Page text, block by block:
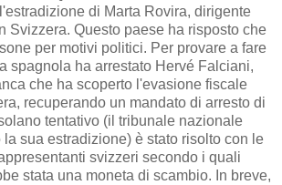
di Marta Rovira, dirigente
Svizzera. Questo paese ha risposto che
per motivi politici. Per provare a fare
spagnola ha arrestato Hervé Falciani,
che ha scoperto l'evasione fiscale
recuperando un mandato di arresto di
tentativo (il tribunale nazionale
sua estradizione) è stato risolto con le
svizzeri secondo i quali
stata una moneta di scambio. In breve,